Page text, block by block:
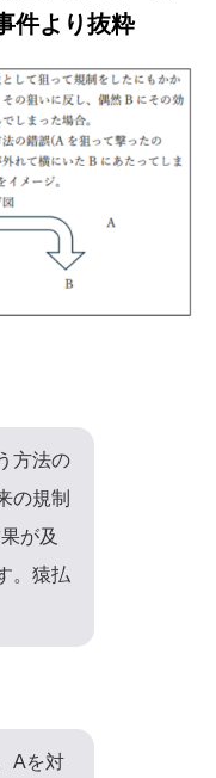
件より抜粋
方法の
の規制
が及
。猿払
Aを対